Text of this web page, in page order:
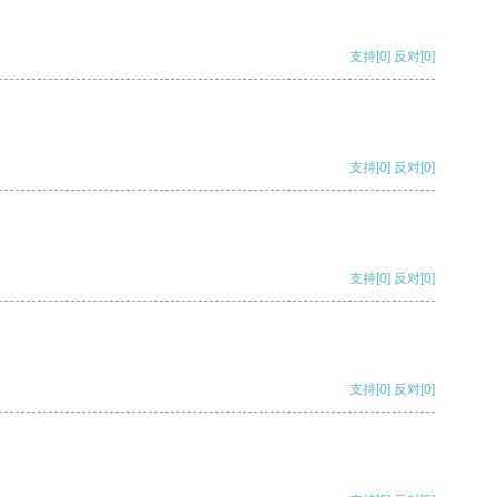
支持[0] 反对[0]
支持[0] 反对[0]
支持[0] 反对[0]
支持[0] 反对[0]